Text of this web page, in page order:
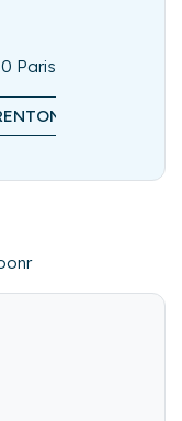
Paris
LE-PONT